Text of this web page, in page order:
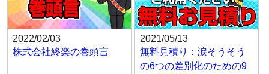
2022/02/03
株式会社終楽の巻頭言
2021/05/13
無料見積り：涙そうそう
の6つの差別化のための9